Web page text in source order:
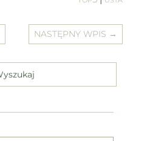
NASTĘPNY WPIS →